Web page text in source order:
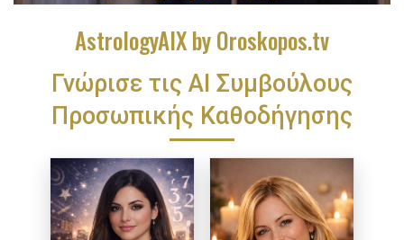
AstrologyAIX by Oroskopos.tv
Γνώρισε τις ΑΙ Συμβούλους
Προσωπικής Καθοδήγησης